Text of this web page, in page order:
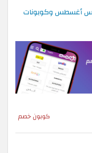
أغسطس وكوبونات
كوبون خصم